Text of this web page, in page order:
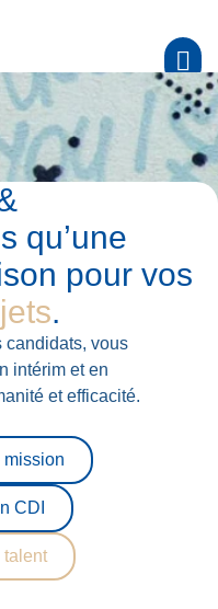
qu’une
pour vos
.
candidats, vous
intérim et en
et efficacité.
mission
CDI
talent